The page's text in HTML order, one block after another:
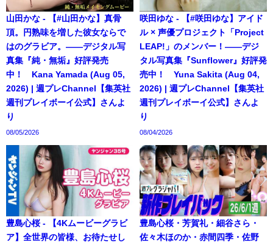
山田かな - 【#山田かな】真骨
頂。円熟味を増した彼女ならで
はのグラビア。――デジタル写
真集『純・無垢』好評発売
中！ Kana Yamada (Aug 05,
2026) | 週プレChannel【集英社
週刊プレイボーイ公式】さんよ
り
08/05/2026
咲田ゆな - 【#咲田ゆな】アイド
ル × 声優プロジェクト「Project
LEAP!」のメンバー！――デジ
タル写真集『Sunflower』好評発
売中！ Yuna Sakita (Aug 04,
2026) | 週プレChannel【集英社
週刊プレイボーイ公式】さんよ
り
08/04/2026
豊島心桜 - 【4Kムービーグラビ
ア】全世界の皆様、お待たせし
豊島心桜・芳賀礼・細谷さら・
佐々木ほのか・赤間四季・佐野